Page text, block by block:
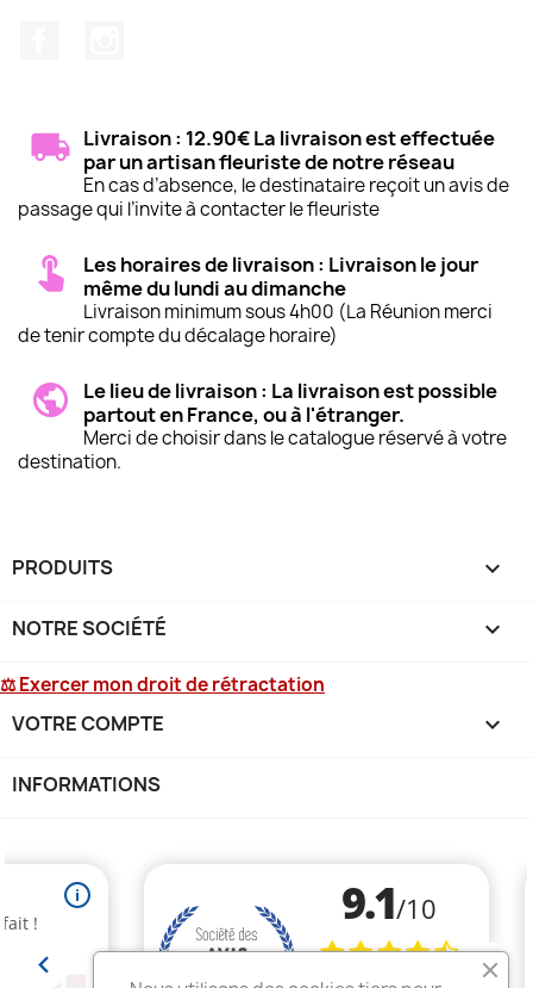
Livraison : 12.90€ La livraison est effectuée
par un artisan fleuriste de notre réseau
En cas d’absence, le destinataire reçoit un avis de
passage qui l’invite à contacter le fleuriste
Les horaires de livraison : Livraison le jour
même du lundi au dimanche
Livraison minimum sous 4h00 (La Réunion merci
de tenir compte du décalage horaire)
Le lieu de livraison : La livraison est possible
partout en France, ou à l'étranger.
Merci de choisir dans le catalogue réservé à votre
destination.
PRODUITS 
NOTRE SOCIÉTÉ 
⚖ Exercer mon droit de rétractation
VOTRE COMPTE 
INFORMATIONS